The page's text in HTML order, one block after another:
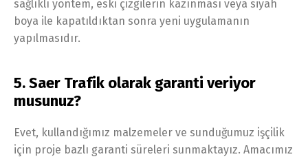
sağlıklı yöntem, eski çizgilerin kazınması veya siyah
boya ile kapatıldıktan sonra yeni uygulamanın
yapılmasıdır.
5. Saer Trafik olarak garanti veriyor
musunuz?
Evet, kullandığımız malzemeler ve sunduğumuz işçilik
için proje bazlı garanti süreleri sunmaktayız. Amacımız